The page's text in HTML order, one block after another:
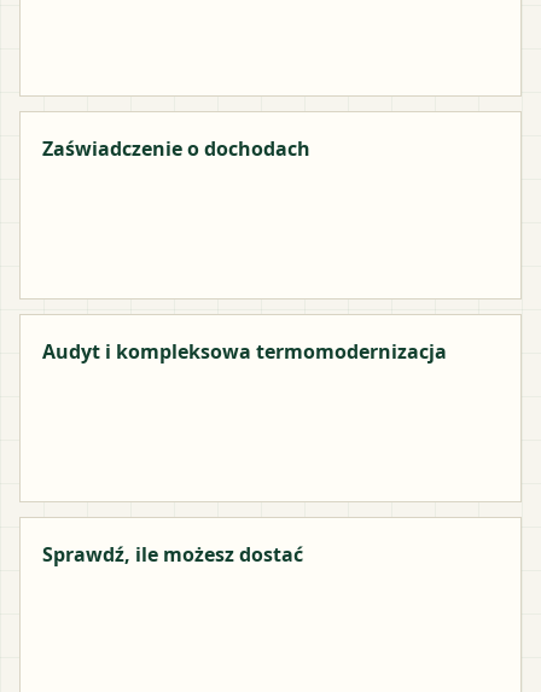
Zaświadczenie o dochodach
Audyt i kompleksowa termomodernizacja
Sprawdź, ile możesz dostać